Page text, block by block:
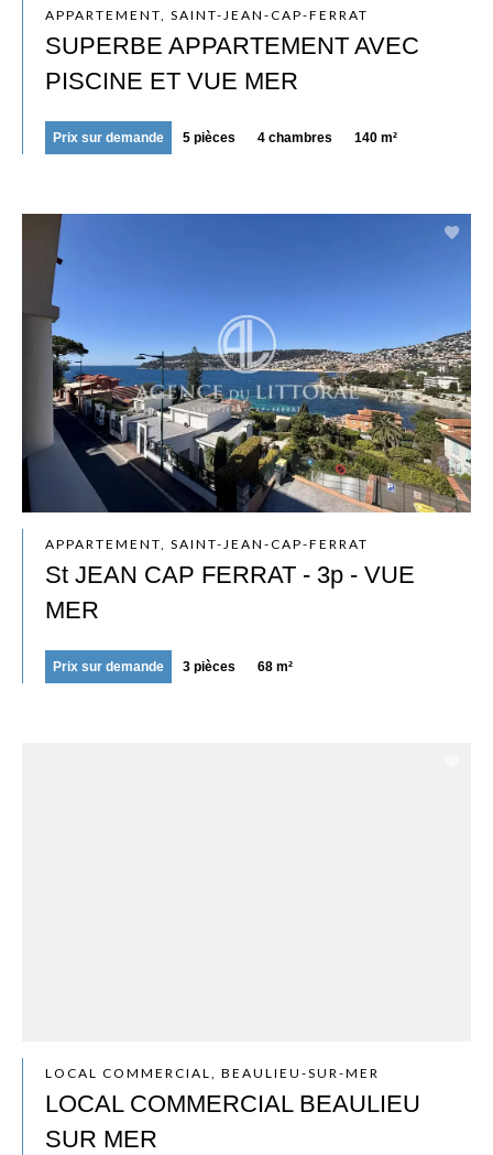
APPARTEMENT, SAINT-JEAN-CAP-FERRAT
SUPERBE APPARTEMENT AVEC
PISCINE ET VUE MER
Prix sur demande 5 pièces 4 chambres 140 m²
APPARTEMENT, SAINT-JEAN-CAP-FERRAT
St JEAN CAP FERRAT - 3p - VUE
MER
Prix sur demande 3 pièces 68 m²
LOCAL COMMERCIAL, BEAULIEU-SUR-MER
LOCAL COMMERCIAL BEAULIEU
SUR MER